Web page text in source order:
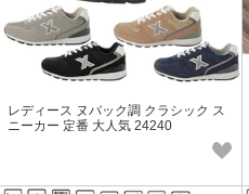
レディース ヌバック調 クラシック ス
ニーカー 定番 大人気 24240